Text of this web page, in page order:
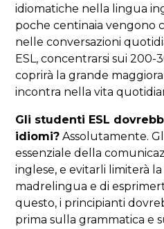
idiomatiche nella lingua
poche centinaia vengono
nelle conversazioni
ESL, concentrarsi sui
coprirà la grande
incontra nella vita
Gli studenti ESL
idiomi? Assolutamente.
essenziale della
inglese, e evitarli limiterà
madrelingua e di
questo, i principianti
prima sulla grammatica e